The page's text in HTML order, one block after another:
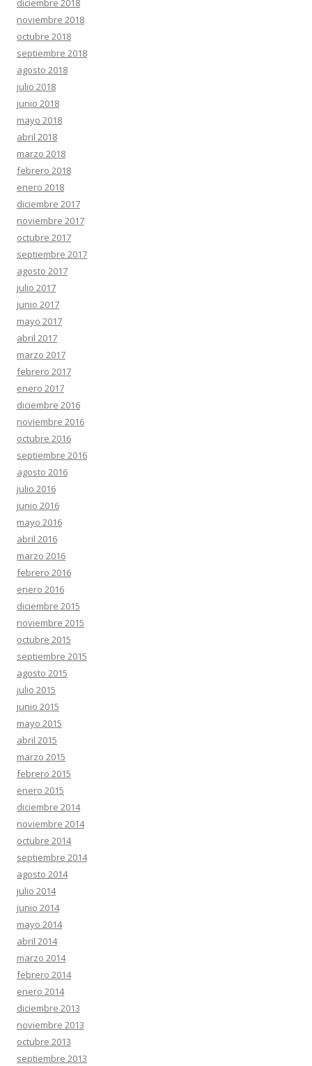
diciembre 2018
noviembre 2018
octubre 2018
septiembre 2018
agosto 2018
julio 2018
junio 2018
mayo 2018
abril 2018
marzo 2018
febrero 2018
enero 2018
diciembre 2017
noviembre 2017
octubre 2017
septiembre 2017
agosto 2017
julio 2017
junio 2017
mayo 2017
abril 2017
marzo 2017
febrero 2017
enero 2017
diciembre 2016
noviembre 2016
octubre 2016
septiembre 2016
agosto 2016
julio 2016
junio 2016
mayo 2016
abril 2016
marzo 2016
febrero 2016
enero 2016
diciembre 2015
noviembre 2015
octubre 2015
septiembre 2015
agosto 2015
julio 2015
junio 2015
mayo 2015
abril 2015
marzo 2015
febrero 2015
enero 2015
diciembre 2014
noviembre 2014
octubre 2014
septiembre 2014
agosto 2014
julio 2014
junio 2014
mayo 2014
abril 2014
marzo 2014
febrero 2014
enero 2014
diciembre 2013
noviembre 2013
octubre 2013
septiembre 2013